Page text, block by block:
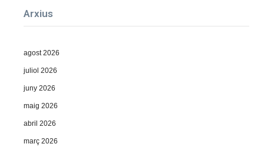
Arxius
agost 2026
juliol 2026
juny 2026
maig 2026
abril 2026
març 2026